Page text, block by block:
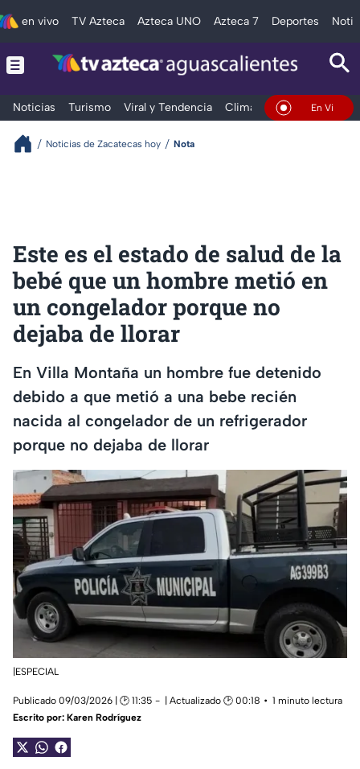
en vivo TV Azteca Azteca UNO Azteca 7 Deportes
Noticias Turismo Viral y Tendencia Clima DeportesEn Vivo
Noticias de Zacatecas hoy Nota
Este es el estado de salud de la
bebé que un hombre metió en
un congelador porque no
dejaba de llorar
En Villa Montaña un hombre fue detenido
debido a que metió a una bebe recién
nacida al congelador de un refrigerador
porque no dejaba de llorar
|ESPECIAL
Publicado 09/03/2026 | 🕑 11:35 | Actualizado 🕑 00:18
1 minuto lectura
Escrito por: Karen Rodríguez